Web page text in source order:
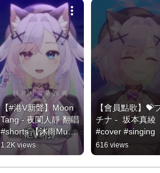
【#港V新聲】Moon
Tang - 夜闌人靜 翻唱
#shorts 【沐雨Muyu
| #香港Vtuber】
1.2K views
【會員點歌】💝
チナ -  坂本真綾
#cover #singing
616 views